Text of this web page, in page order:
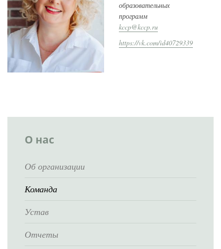
образовательных
программ
kccp@kccp.ru
https://vk.com/id40729339
О нас
Об организации
Команда
Устав
Отчеты